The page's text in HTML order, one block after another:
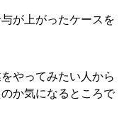
が上がったケースを
やってみたい人から
か気になるところで